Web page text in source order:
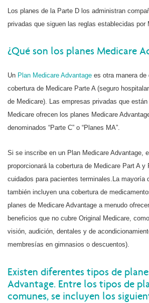
Los planes de la Parte D los administran
privadas que siguen las reglas establecidas por
¿Qué son los planes Medicare
Un Plan Medicare Advantage es otra manera de
cobertura de Medicare Parte A (seguro
de Medicare). Las empresas privadas que están
Medicare ofrecen los planes Medicare
denominados “Parte C” o “Planes MA”.
Si se inscribe en un Plan Medicare Advantage,
proporcionará la cobertura de Medicare Part A
cuidados para pacientes terminales.La mayoría
también incluyen una cobertura de
planes de Medicare Advantage a menudo
beneficios que no cubre Original Medicare,
visión, audición, dentales y de
membresías en gimnasios o descuentos).
Existen diferentes tipos de
Advantage. Entre los tipos de
comunes, se incluyen los